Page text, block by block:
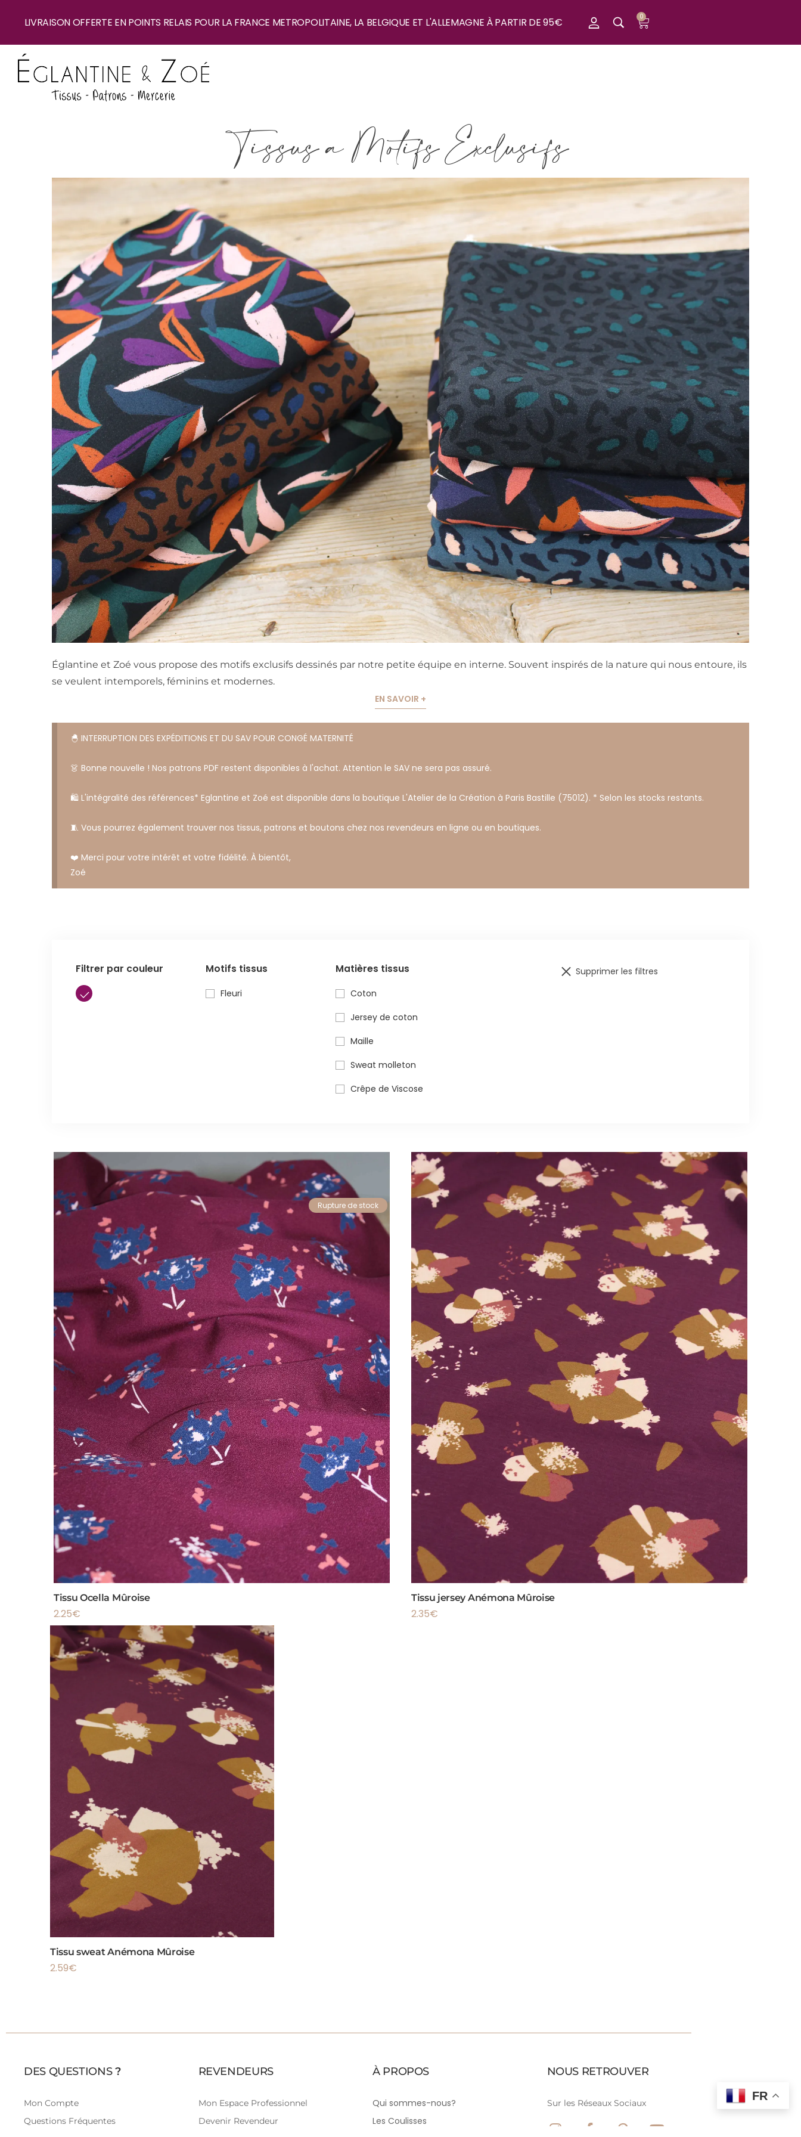
LIVRAISON OFFERTE EN POINTS RELAIS POUR LA FRANCE METROPOLITAINE, LA BELGIQUE ET L'ALLEMAGNE À PARTIR DE 95€ 0
Tissus à Motifs Exclusifs
Églantine et Zoé vous propose des motifs exclusifs dessinés par notre petite équipe en interne. Souvent inspirés de la nature qui nous entoure, ils
se veulent intemporels, féminins et modernes.
EN SAVOIR +
🐣 INTERRUPTION DES EXPÉDITIONS ET DU SAV POUR CONGÉ MATERNITÉ
👗 Bonne nouvelle ! Nos patrons PDF restent disponibles à l'achat. Attention le SAV ne sera pas assuré.
🛍️ L'intégralité des références* Eglantine et Zoé est disponible dans la boutique L'Atelier de la Création à Paris Bastille (75012). * Selon les stocks restants.
🧵 Vous pourrez également trouver nos tissus, patrons et boutons chez nos revendeurs en ligne ou en boutiques.
❤️ Merci pour votre intérêt et votre fidélité. À bientôt,
Zoé
Filtrer par couleur Motifs tissus
Fleuri
Matières tissus
Coton
Jersey de coton
Maille
Sweat molleton
Crêpe de Viscose
Supprimer les filtres
Rupture de stock
Tissu Ocella Mûroise
2.25€
Tissu jersey Anémona Mûroise
2.35€
Tissu sweat Anémona Mûroise
2.59€
DES QUESTIONS?
Mon Compte
Questions Fréquentes
REVENDEURS
Mon Espace Professionnel
Devenir Revendeur
À PROPOS
Qui sommes-nous?
Les Coulisses
NOUS RETROUVER
Sur les Réseaux Sociaux
FR